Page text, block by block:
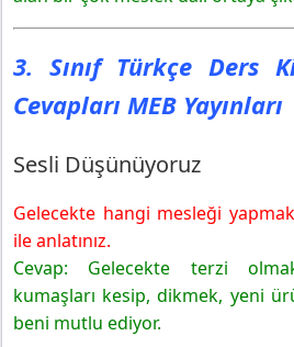
3. Sınıf Türkçe Ders
Cevapları MEB Yayınları
Sesli Düşünüyoruz
Gelecekte hangi mesleği
ile anlatınız.
Cevap: Gelecekte terzi
kumaşları kesip, dikmek, yeni
beni mutlu ediyor.